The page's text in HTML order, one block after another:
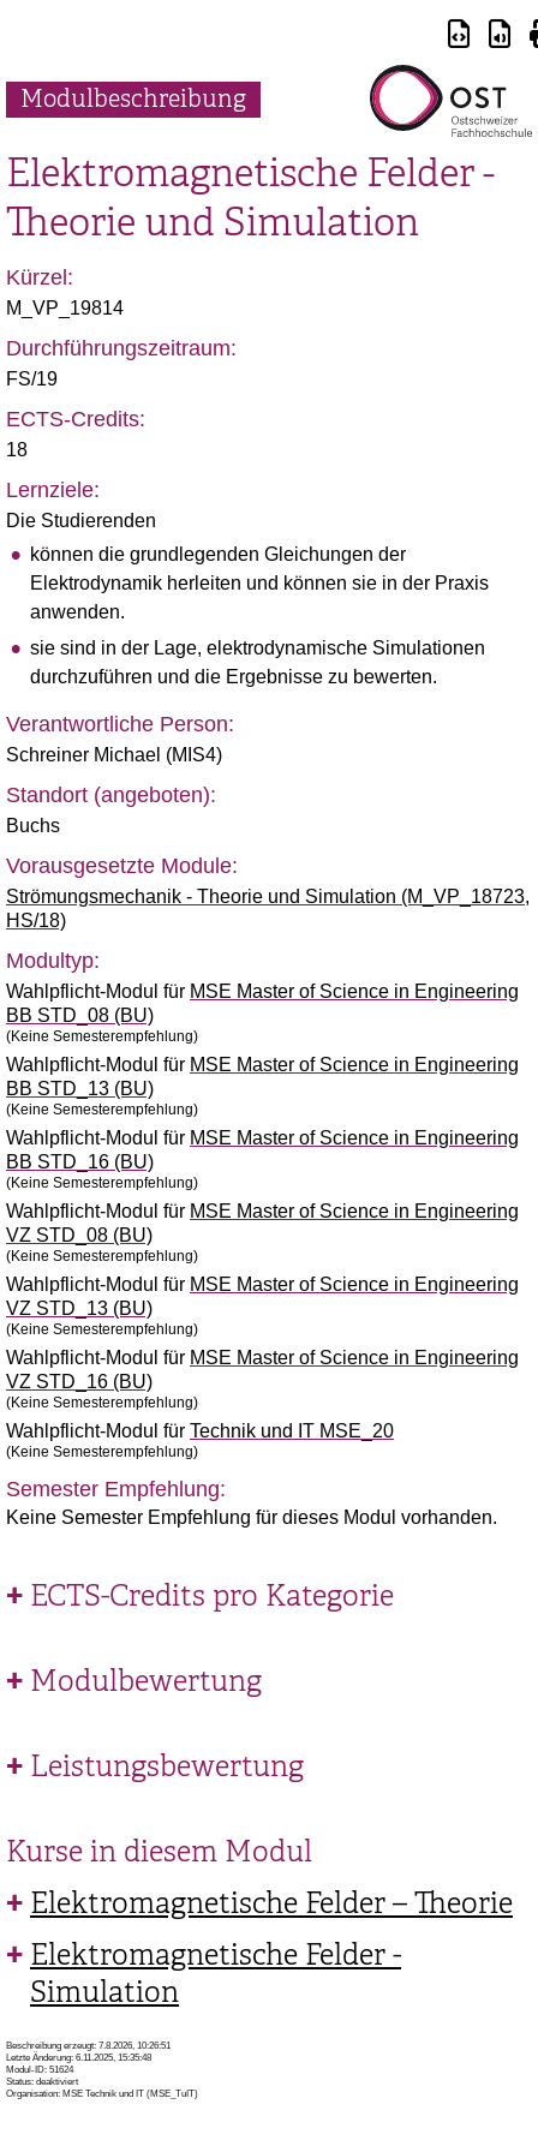
Modulbeschreibung
Elektromagnetische Felder -
Theorie und Simulation
Kürzel:
M_VP_19814
Durchführungszeitraum:
FS/19
ECTS-Credits:
18
Lernziele:
Die Studierenden
können die grundlegenden Gleichungen der
Elektrodynamik herleiten und können sie in der Praxis
anwenden.
sie sind in der Lage, elektrodynamische Simulationen
durchzuführen und die Ergebnisse zu bewerten.
Verantwortliche Person:
Schreiner Michael (MIS4)
Standort (angeboten):
Buchs
Vorausgesetzte Module:
Strömungsmechanik - Theorie und Simulation (M_VP_18723,
HS/18)
Modultyp:
Wahlpflicht-Modul für MSE Master of Science in Engineering
BB STD_08 (BU)
(Keine Semesterempfehlung)
Wahlpflicht-Modul für MSE Master of Science in Engineering
BB STD_13 (BU)
(Keine Semesterempfehlung)
Wahlpflicht-Modul für MSE Master of Science in Engineering
BB STD_16 (BU)
(Keine Semesterempfehlung)
Wahlpflicht-Modul für MSE Master of Science in Engineering
VZ STD_08 (BU)
(Keine Semesterempfehlung)
Wahlpflicht-Modul für MSE Master of Science in Engineering
VZ STD_13 (BU)
(Keine Semesterempfehlung)
Wahlpflicht-Modul für MSE Master of Science in Engineering
VZ STD_16 (BU)
(Keine Semesterempfehlung)
Wahlpflicht-Modul für Technik und IT MSE_20
(Keine Semesterempfehlung)
Semester Empfehlung:
Keine Semester Empfehlung für dieses Modul vorhanden.
ECTS-Credits pro Kategorie
Modulbewertung
Leistungsbewertung
Kurse in diesem Modul
Elektromagnetische Felder – Theorie
Elektromagnetische Felder -
Simulation
Beschreibung erzeugt: 7.8.2026, 10:26:51
Letzte Änderung: 6.11.2025, 15:35:48
Modul-ID: 51624
Status: deaktiviert
Organisation: MSE Technik und IT (MSE_TuIT)